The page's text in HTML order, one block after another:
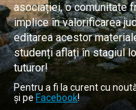
asociației, o comunitate
implice în valorificarea
editarea acestor
studenți aflați în stagiul
tuturor!
Pentru a fi la curent cu
și pe Facebook!